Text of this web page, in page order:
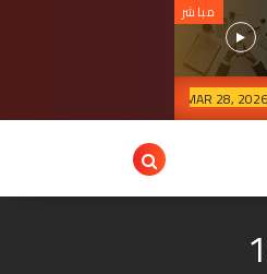
مباشر
ضربات جوية في نينوى وكركوك توقع قتلى